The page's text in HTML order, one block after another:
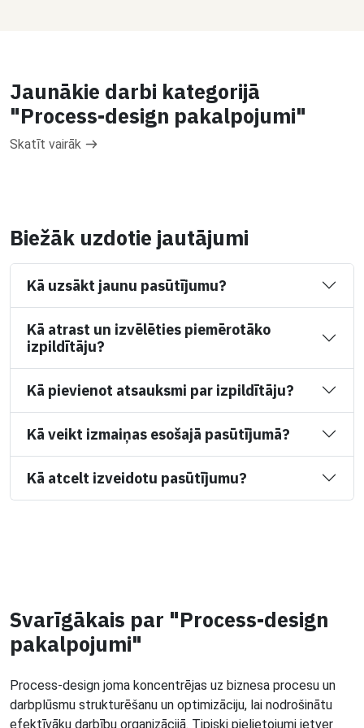
Jaunākie darbi kategorijā
"Process-design pakalpojumi"
Skatīt vairāk
Biežāk uzdotie jautājumi
Kā uzsākt jaunu pasūtījumu?
Kā atrast un izvēlēties piemērotāko
izpildītāju?
Kā pievienot atsauksmi par izpildītāju?
Kā veikt izmaiņas esošajā pasūtījumā?
Kā atcelt izveidotu pasūtījumu?
Svarīgākais par "Process-design
pakalpojumi"
Process-design joma koncentrējas uz biznesa procesu un
darbplūsmu strukturēšanu un optimizāciju, lai nodrošinātu
efektīvāku darbību organizācijā. Tipiski pielietojumi ietver